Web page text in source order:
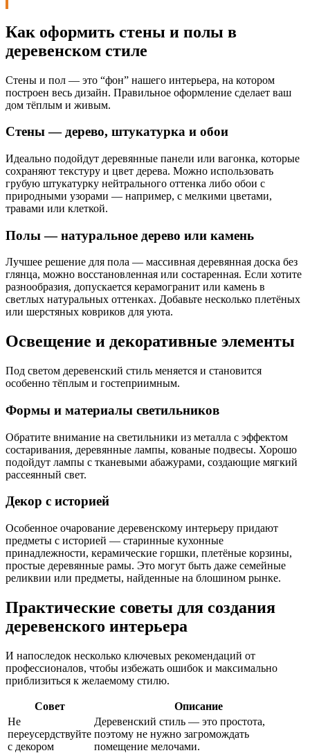
Как оформить стены и полы в
деревенском стиле
Стены и пол — это “фон” нашего интерьера, на котором
построен весь дизайн. Правильное оформление сделает ваш
дом тёплым и живым.
Стены — дерево, штукатурка и обои
Идеально подойдут деревянные панели или вагонка, которые
сохраняют текстуру и цвет дерева. Можно использовать
грубую штукатурку нейтрального оттенка либо обои с
природными узорами — например, с мелкими цветами,
травами или клеткой.
Полы — натуральное дерево или камень
Лучшее решение для пола — массивная деревянная доска без
глянца, можно восстановленная или состаренная. Если хотите
разнообразия, допускается керамогранит или камень в
светлых натуральных оттенках. Добавьте несколько плетёных
или шерстяных ковриков для уюта.
Освещение и декоративные элементы
Под светом деревенский стиль меняется и становится
особенно тёплым и гостеприимным.
Формы и материалы светильников
Обратите внимание на светильники из металла с эффектом
состаривания, деревянные лампы, кованые подвесы. Хорошо
подойдут лампы с тканевыми абажурами, создающие мягкий
рассеянный свет.
Декор с историей
Особенное очарование деревенскому интерьеру придают
предметы с историей — старинные кухонные
принадлежности, керамические горшки, плетёные корзины,
простые деревянные рамы. Это могут быть даже семейные
реликвии или предметы, найденные на блошином рынке.
Практические советы для создания
деревенского интерьера
И напоследок несколько ключевых рекомендаций от
профессионалов, чтобы избежать ошибок и максимально
приблизиться к желаемому стилю.
Совет
Описание
Не
переусердствуйте
с декором
Деревенский стиль — это простота,
поэтому не нужно загромождать
помещение мелочами.